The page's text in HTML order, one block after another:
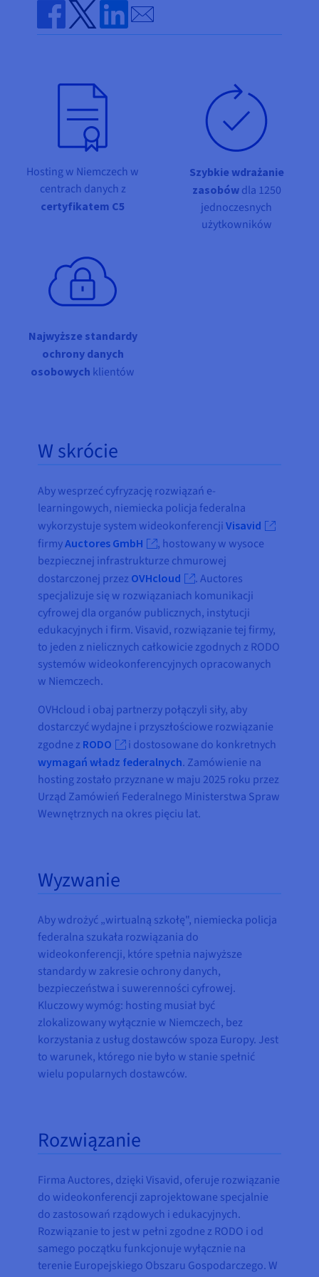
Dostępność według regionów
Monitorowanie
Roadmap & Changelog
Roadmap & Changelog
Roadmap & Changelog
Share on Facebook
Share on Twitter
Share on Linkedin
Send by email
Hosting w Niemczech w
centrach danych z
certyfikatem C5
Szybkie wdrażanie
zasobówdla 1250
jednoczesnych
użytkowników
Najwyższe standardy
ochrony danych
osobowych klientów
W skrócie
Aby wesprzeć cyfryzację rozwiązań e-
learningowych, niemiecka policja federalna
wykorzystuje system wideokonferencjiVisavid
firmyAuctores GmbH
, hostowany w wysoce
bezpiecznej infrastrukturze chmurowej
dostarczonej przez OVHcloud
. Auctores
specjalizuje się w rozwiązaniach komunikacji
cyfrowej dla organów publicznych, instytucji
edukacyjnych i firm. Visavid, rozwiązanie tej firmy,
to jeden z nielicznych całkowicie zgodnych z RODO
systemów wideokonferencyjnych opracowanych
w Niemczech.
OVHcloud i obaj partnerzy połączyli siły, aby
dostarczyć wydajne i przyszłościowe rozwiązanie
zgodne z RODO i dostosowane do konkretnych
wymagań władz federalnych. Zamówienie na
hosting zostało przyznane w maju 2025 roku przez
Urząd Zamówień Federalnego Ministerstwa Spraw
Wewnętrznych na okres pięciu lat.
Wyzwanie
Aby wdrożyć „wirtualną szkołę", niemiecka policja
federalna szukała rozwiązania do
wideokonferencji, które spełnia najwyższe
standardy w zakresie ochrony danych,
bezpieczeństwa i suwerenności cyfrowej.
Kluczowy wymóg: hosting musiał być
zlokalizowany wyłącznie w Niemczech, bez
korzystania z usług dostawców spoza Europy. Jest
to warunek, którego nie było w stanie spełnić
wielu popularnych dostawców.
Rozwiązanie
Firma Auctores, dzięki Visavid, oferuje rozwiązanie
do wideokonferencji zaprojektowane specjalnie
do zastosowań rządowych i edukacyjnych.
Rozwiązanie to jest w pełni zgodne z RODO i od
samego początku funkcjonuje wyłącznie na
terenie Europejskiego Obszaru Gospodarczego. W